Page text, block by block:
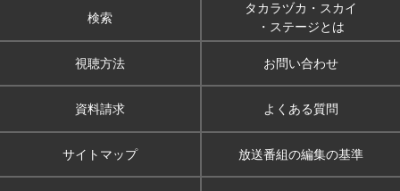
検索
タカラヅカ・スカイ
・ステージとは
視聴方法 お問い合わせ
資料請求 よくある質問
サイトマップ 放送番組の編集の基準